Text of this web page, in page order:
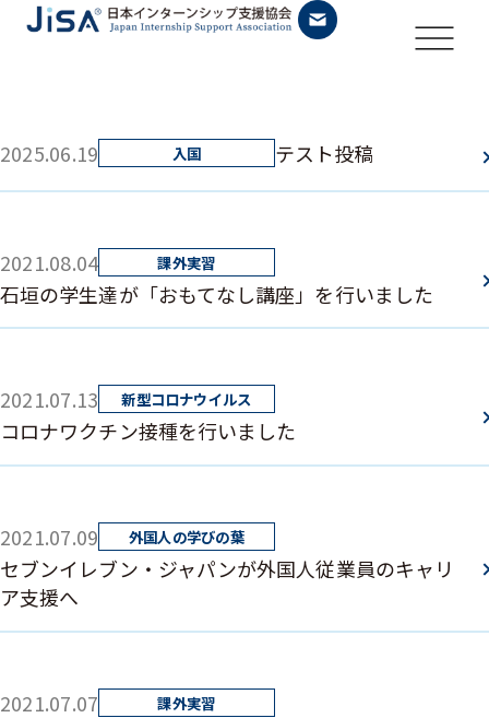
2025.06.19 テスト投稿
2021.08.04
石垣の学生達が「おもてなし講座」を行いました
2021.07.13
コロナワクチン接種を行いました
2021.07.09
セブンイレブン・ジャパンが外国人従業員のキャリ
ア支援へ
2021.07.07